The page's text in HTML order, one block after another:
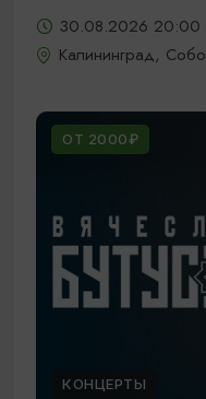
30.08.2026 20:00
Калининград,
ОТ 2000₽
КОНЦЕРТЫ